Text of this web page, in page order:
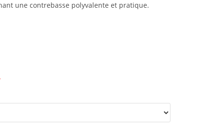
une contrebasse polyvalente et pratique.